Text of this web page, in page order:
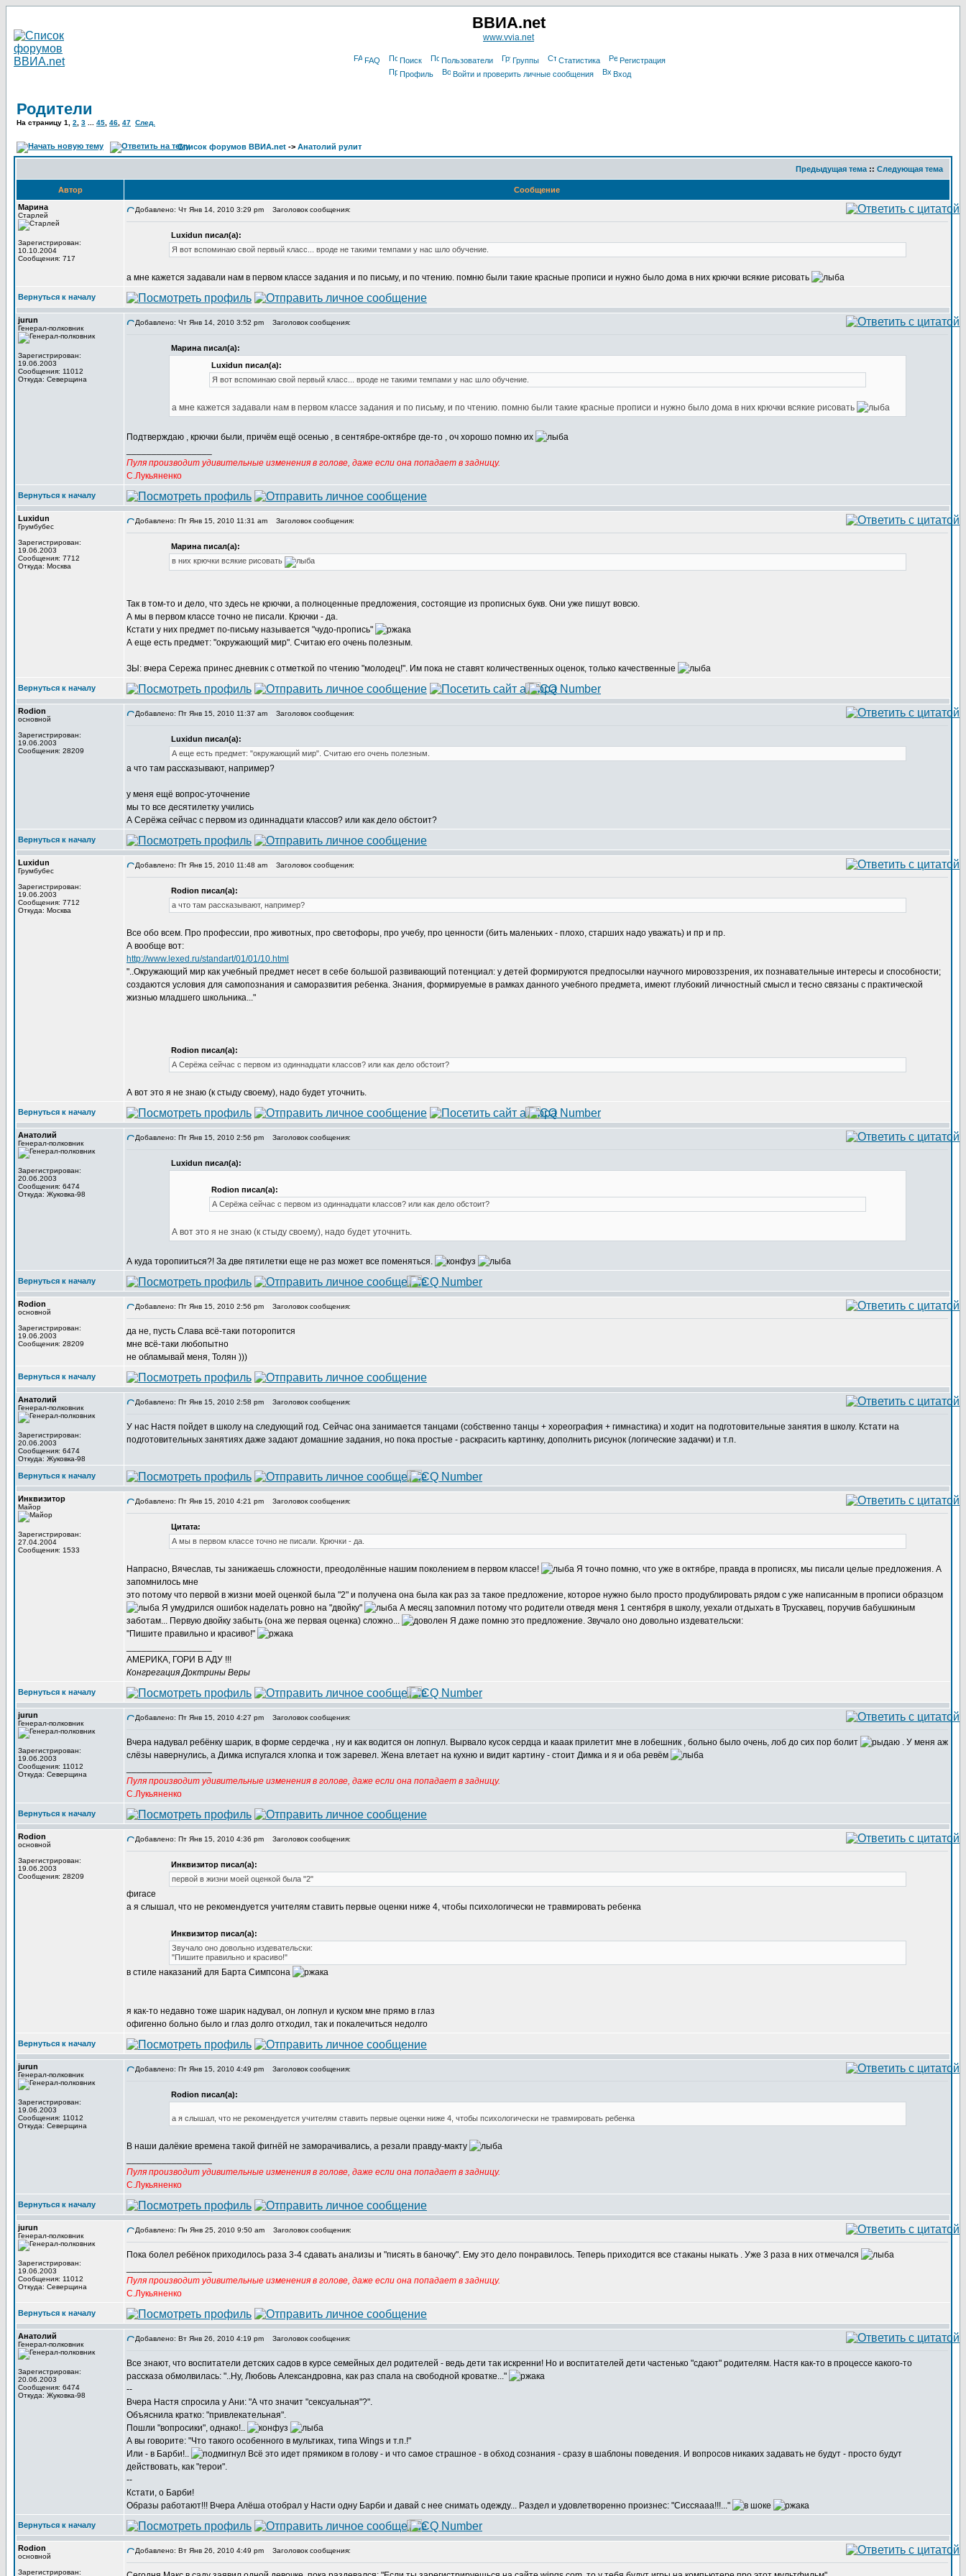
ВВИА.net
www.vvia.net
FAQ Поиск Пользователи Группы Статистика
Регистрация
Профиль
Войти и проверить личные сообщения Вход
Родители
На страницу 1 2 3 45 46 47 След.
Список форумов ВВИА.net -> Анатолий рулит
Предыдущая тема :: Следующая тема
Автор
Сообщение
Марина
Старлей
Зарегистрирован:
10.10.2004
Сообщения: 717
Добавлено: Чт Янв 14, 2010 3:29 pm Заголовок сообщения:
Luxidun писал(а):
Я вот вспоминаю свой первый класс... вроде не такими темпами у нас шло обучение.
а мне кажется задавали нам в первом классе задания и по письму, и по чтению. помню были такие красные прописи и нужно было дома в них крючки всякие рисовать
Вернуться к началу
jurun
Генерал-полковник
Зарегистрирован:
19.06.2003
Сообщения: 11012
Откуда: Северщина
Добавлено: Чт Янв 14, 2010 3:52 pm Заголовок сообщения:
Марина писал(а):
Luxidun писал(а):
Я вот вспоминаю свой первый класс... вроде не такими темпами у нас шло обучение.
а мне кажется задавали нам в первом классе задания и по письму, и по чтению. помню были такие красные прописи и нужно было дома в них крючки всякие рисовать
Подтверждаю , крючки были, причём ещё осенью , в сентябре-октябре где-то , оч хорошо помню их
Пуля производит удивительные изменения в голове, даже если она попадает в задницу.
С.Лукьяненко
Вернуться к началу
Luxidun
Грумбубес
Зарегистрирован:
19.06.2003
Сообщения: 7712
Откуда: Москва
Добавлено: Пт Янв 15, 2010 11:31 am Заголовок сообщения:
Марина писал(а):
в них крючки всякие рисовать
Так в том-то и дело, что здесь не крючки, а полноценные предложения, состоящие из прописных букв. Они уже пишут вовсю.
А мы в первом классе точно не писали. Крючки - да.
Кстати у них предмет по-письму называется "чудо-пропись"
А еще есть предмет: "окружающий мир". Считаю его очень полезным.
ЗЫ: вчера Сережа принес дневник с отметкой по чтению "молодец!". Им пока не ставят количественных оценок, только качественные
Вернуться к началу
Rodion
основной
Зарегистрирован:
19.06.2003
Сообщения: 28209
Добавлено: Пт Янв 15, 2010 11:37 am Заголовок сообщения:
Luxidun писал(а):
А еще есть предмет: "окружающий мир". Считаю его очень полезным.
а что там рассказывают, например?
у меня ещё вопрос-уточнение
мы то все десятилетку учились
А Серёжа сейчас с первом из одиннадцати классов? или как дело обстоит?
Вернуться к началу
Luxidun
Грумбубес
Зарегистрирован:
19.06.2003
Сообщения: 7712
Откуда: Москва
Добавлено: Пт Янв 15, 2010 11:48 am Заголовок сообщения:
Rodion писал(а):
а что там рассказывают, например?
Все обо всем. Про профессии, про животных, про светофоры, про учебу, про ценности (бить маленьких - плохо, старших надо уважать) и пр и пр.
А вообще вот:
http://www.lexed.ru/standart/01/01/10.html
"..Окружающий мир как учебный предмет несет в себе большой развивающий потенциал: у детей формируются предпосылки научного мировоззрения, их познавательные интересы и способности;
создаются условия для самопознания и саморазвития ребенка. Знания, формируемые в рамках данного учебного предмета, имеют глубокий личностный смысл и тесно связаны с практической
жизнью младшего школьника..."
Rodion писал(а):
А Серёжа сейчас с первом из одиннадцати классов? или как дело обстоит?
А вот это я не знаю (к стыду своему), надо будет уточнить.
Вернуться к началу
Анатолий
Генерал-полковник
Зарегистрирован:
20.06.2003
Сообщения: 6474
Откуда: Жуковка-98
Добавлено: Пт Янв 15, 2010 2:56 pm Заголовок сообщения:
Luxidun писал(а):
Rodion писал(а):
А Серёжа сейчас с первом из одиннадцати классов? или как дело обстоит?
А вот это я не знаю (к стыду своему), надо будет уточнить.
А куда торопииться?! За две пятилетки еще не раз может все поменяться.
Вернуться к началу
Rodion
основной
Зарегистрирован:
19.06.2003
Сообщения: 28209
Добавлено: Пт Янв 15, 2010 2:56 pm Заголовок сообщения:
да не, пусть Слава всё-таки поторопится
мне всё-таки любопытно
не обламывай меня, Толян )))
Вернуться к началу
Анатолий
Генерал-полковник
Зарегистрирован:
20.06.2003
Сообщения: 6474
Откуда: Жуковка-98
Добавлено: Пт Янв 15, 2010 2:58 pm Заголовок сообщения:
У нас Настя пойдет в школу на следующий год. Сейчас она занимается танцами (собственно танцы + хореография + гимнастика) и ходит на подготовительные занятия в школу. Кстати на
подготовительных занятиях даже задают домашние задания, но пока простые - раскрасить картинку, дополнить рисунок (логические задачки) и т.п.
Вернуться к началу
Инквизитор
Майор
Зарегистрирован:
27.04.2004
Сообщения: 1533
Добавлено: Пт Янв 15, 2010 4:21 pm Заголовок сообщения:
Цитата:
А мы в первом классе точно не писали. Крючки - да.
Напрасно, Вячеслав, ты занижаешь сложности, преодолённые нашим поколением в первом классе!
Я точно помню, что уже в октябре, правда в прописях, мы писали целые предложения. А
запомнилось мне
это потому что первой в жизни моей оценкой была "2" и получена она была как раз за такое предложение, которое нужно было просто продублировать рядом с уже написанным в прописи образцом
Я умудрился ошибок наделать ровно на "двойку"
А месяц запомнил потому что родители отведя меня 1 сентября в школу, уехали отдыхать в Трускавец, поручив бабушкиным
заботам... Первую двойку забыть (она же первая оценка) сложно...
Я даже помню это предложение. Звучало оно довольно издевательски:
"Пишите правильно и красиво!"
АМЕРИКА, ГОРИ В АДУ !!!
Конгрегация Доктрины Веры
Вернуться к началу
jurun
Генерал-полковник
Зарегистрирован:
19.06.2003
Сообщения: 11012
Откуда: Северщина
Добавлено: Пт Янв 15, 2010 4:27 pm Заголовок сообщения:
Вчера надувал ребёнку шарик, в форме сердечка , ну и как водится он лопнул. Вырвало кусок сердца и кааак прилетит мне в лобешник , больно было очень, лоб до сих пор болит
. У меня аж
слёзы навернулись, а Димка испугался хлопка и тож заревел. Жена влетает на кухню и видит картину - стоит Димка и я и оба ревём
Пуля производит удивительные изменения в голове, даже если она попадает в задницу.
С.Лукьяненко
Вернуться к началу
Rodion
основной
Зарегистрирован:
19.06.2003
Сообщения: 28209
Добавлено: Пт Янв 15, 2010 4:36 pm Заголовок сообщения:
Инквизитор писал(а):
первой в жизни моей оценкой была "2"
фигасе
а я слышал, что не рекомендуется учителям ставить первые оценки ниже 4, чтобы психологически не травмировать ребенка
Инквизитор писал(а):
Звучало оно довольно издевательски:
"Пишите правильно и красиво!"
в стиле наказаний для Барта Симпсона
я как-то недавно тоже шарик надувал, он лопнул и куском мне прямо в глаз
офигенно больно было и глаз долго отходил, так и покалечиться недолго
Вернуться к началу
jurun
Генерал-полковник
Зарегистрирован:
19.06.2003
Сообщения: 11012
Откуда: Северщина
Добавлено: Пт Янв 15, 2010 4:49 pm Заголовок сообщения:
Rodion писал(а):
а я слышал, что не рекомендуется учителям ставить первые оценки ниже 4, чтобы психологически не травмировать ребенка
В наши далёкие времена такой фигнёй не заморачивались, а резали правду-макту
Пуля производит удивительные изменения в голове, даже если она попадает в задницу.
С.Лукьяненко
Вернуться к началу
jurun
Генерал-полковник
Зарегистрирован:
19.06.2003
Сообщения: 11012
Откуда: Северщина
Добавлено: Пн Янв 25, 2010 9:50 am Заголовок сообщения:
Пока болел ребёнок приходилось раза 3-4 сдавать анализы и "писять в баночку". Ему это дело понравилось. Теперь приходится все стаканы ныкать . Уже 3 раза в них отмечался
Пуля производит удивительные изменения в голове, даже если она попадает в задницу.
С.Лукьяненко
Вернуться к началу
Анатолий
Генерал-полковник
Зарегистрирован:
20.06.2003
Сообщения: 6474
Откуда: Жуковка-98
Добавлено: Вт Янв 26, 2010 4:19 pm Заголовок сообщения:
Все знают, что воспитатели детских садов в курсе семейных дел родителей - ведь дети так искренни! Но и воспитателей дети частенько "сдают" родителям. Настя как-то в процессе какого-то
рассказа обмолвилась: "..Ну, Любовь Александровна, как раз спала на свободной кроватке..."
--
Вчера Настя спросила у Ани: "А что значит "сексуальная"?".
Объяснила кратко: "привлекательная".
Пошли "вопросики", однако!..
А вы говорите: "Что такого особенного в мультиках, типа Wings и т.п.!"
Или - в Барби!..
Всё это идет прямиком в голову - и что самое страшное - в обход сознания - сразу в шаблоны поведения. И вопросов никаких задавать не будут - просто будут
действовать, как "герои".
--
Кстати, о Барби!
Образы работают!!! Вчера Алёша отобрал у Насти одну Барби и давай с нее снимать одежду... Раздел и удовлетворенно произнес: "Сиссяааа!!!..."
Вернуться к началу
Rodion
основной
Зарегистрирован:
Добавлено: Вт Янв 26, 2010 4:49 pm Заголовок сообщения: